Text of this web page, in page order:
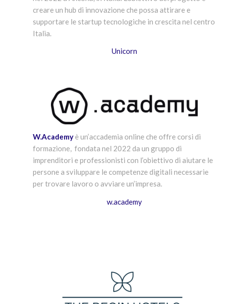
creare un hub di innovazione che possa attirare e
supportare le startup tecnologiche in crescita nel centro
Italia.
Unicorn
W.Academy è un’accademia online che offre corsi di
formazione, fondata nel 2022 da un gruppo di
imprenditori e professionisti con l’obiettivo di aiutare le
persone a sviluppare le competenze digitali necessarie
per trovare lavoro o avviare un’impresa.
w.academy